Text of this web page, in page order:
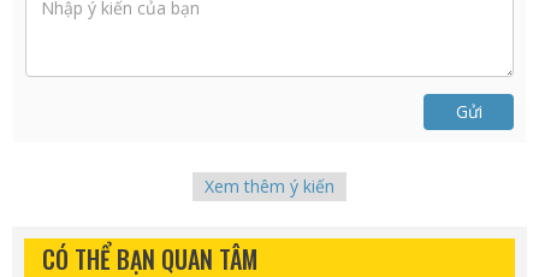
Gửi
Xem thêm ý kiến
CÓ THỂ BẠN QUAN TÂM